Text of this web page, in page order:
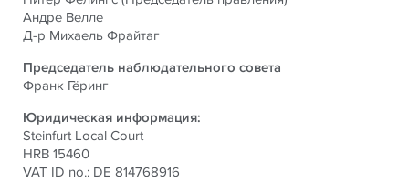
Андре Велле
Д-р Михаель Фрайтаг
Председатель наблюдательного совета
Франк Гёринг
Юридическая информация:
Steinfurt Local Court
HRB 15460
VAT ID no.: DE 814768916